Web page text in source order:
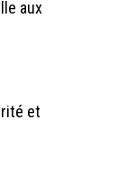
aux
et